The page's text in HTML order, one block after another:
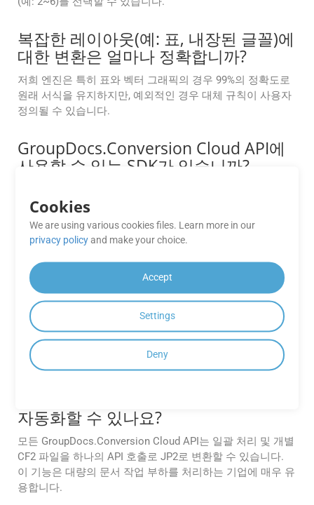
복잡한 레이아웃(예: 표, 내장된 글꼴)에
대한 변환은 얼마나 정확합니까?
저희 엔진은 특히 표와 벡터 그래픽의 경우 99%의 정확도로
원래 서식을 유지하지만, 예외적인 경우 대체 규칙이 사용자
정의될 수 있습니다.
GroupDocs.Conversion Cloud API에
사용할 수 있는 SDK가 있습니까?
Node.js, Python, Ruby, cURL 및 Go와 같은 다양한 프로그래
밍 언어에 대한 SDK를 제공하여 다양한 개발 환경과 쉽게 통
합할 수 있습니다.
안드로이드 앱을 만드는 데 사용할 수
있는 모바일 SDK가 있나요?
네. GroupDocs Cloud는 네이티브 Android SDK인 Android용
Conversion Cloud SDK를 제공하여 개발자가 문서 처리 기능
을 Android 애플리케이션에 직접 통합할 수 있도록 합니다.
자동화할 수 있나요?
모든 GroupDocs.Conversion Cloud API는 일괄 처리 및 개별
CF2 파일을 하나의 API 호출로 JP2로 변환할 수 있습니다.
이 기능은 대량의 문서 작업 부하를 처리하는 기업에 매우 유
용합니다.
Cookies
We are using various cookies files. Learn more in our
privacy policyand make your choice.
Accept
Settings
Deny